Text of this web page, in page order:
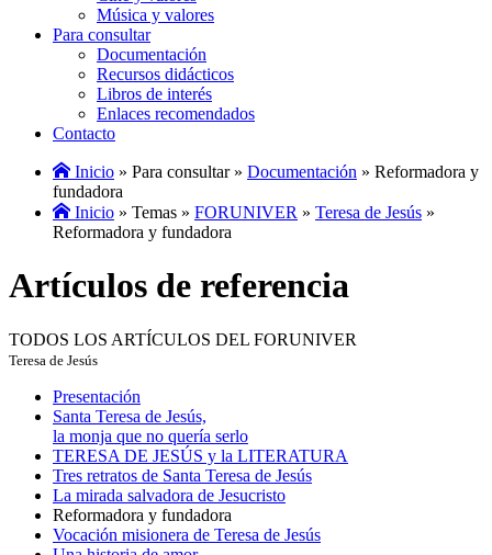
Música y valores
Para consultar
Documentación
Recursos didácticos
Libros de interés
Enlaces recomendados
Contacto
Inicio » Para consultar » Documentación » Reformadora y
fundadora
Inicio » Temas » FORUNIVER » Teresa de Jesús »
Reformadora y fundadora
Artículos de referencia
TODOS LOS ARTÍCULOS DEL FORUNIVER
Teresa de Jesús
Presentación
Santa Teresa de Jesús,
la monja que no quería serlo
TERESA DE JESÚS y la LITERATURA
Tres retratos de Santa Teresa de Jesús
La mirada salvadora de Jesucristo
Reformadora y fundadora
Vocación misionera de Teresa de Jesús